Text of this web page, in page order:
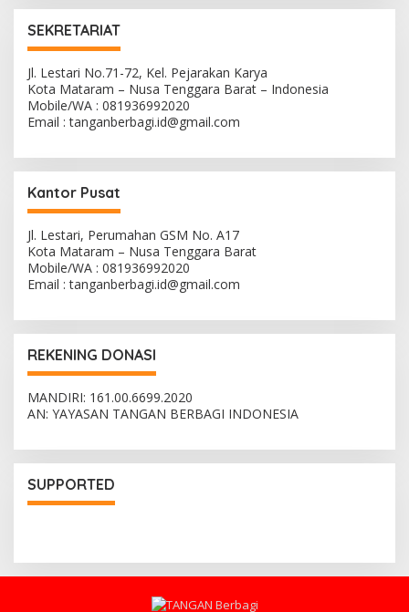
SEKRETARIAT
Jl. Lestari No.71-72, Kel. Pejarakan Karya
Kota Mataram – Nusa Tenggara Barat – Indonesia
Mobile/WA : 081936992020
Email : tanganberbagi.id@gmail.com
Kantor Pusat
Jl. Lestari, Perumahan GSM No. A17
Kota Mataram – Nusa Tenggara Barat
Mobile/WA : 081936992020
Email : tanganberbagi.id@gmail.com
REKENING DONASI
MANDIRI: 161.00.6699.2020
AN: YAYASAN TANGAN BERBAGI INDONESIA
SUPPORTED